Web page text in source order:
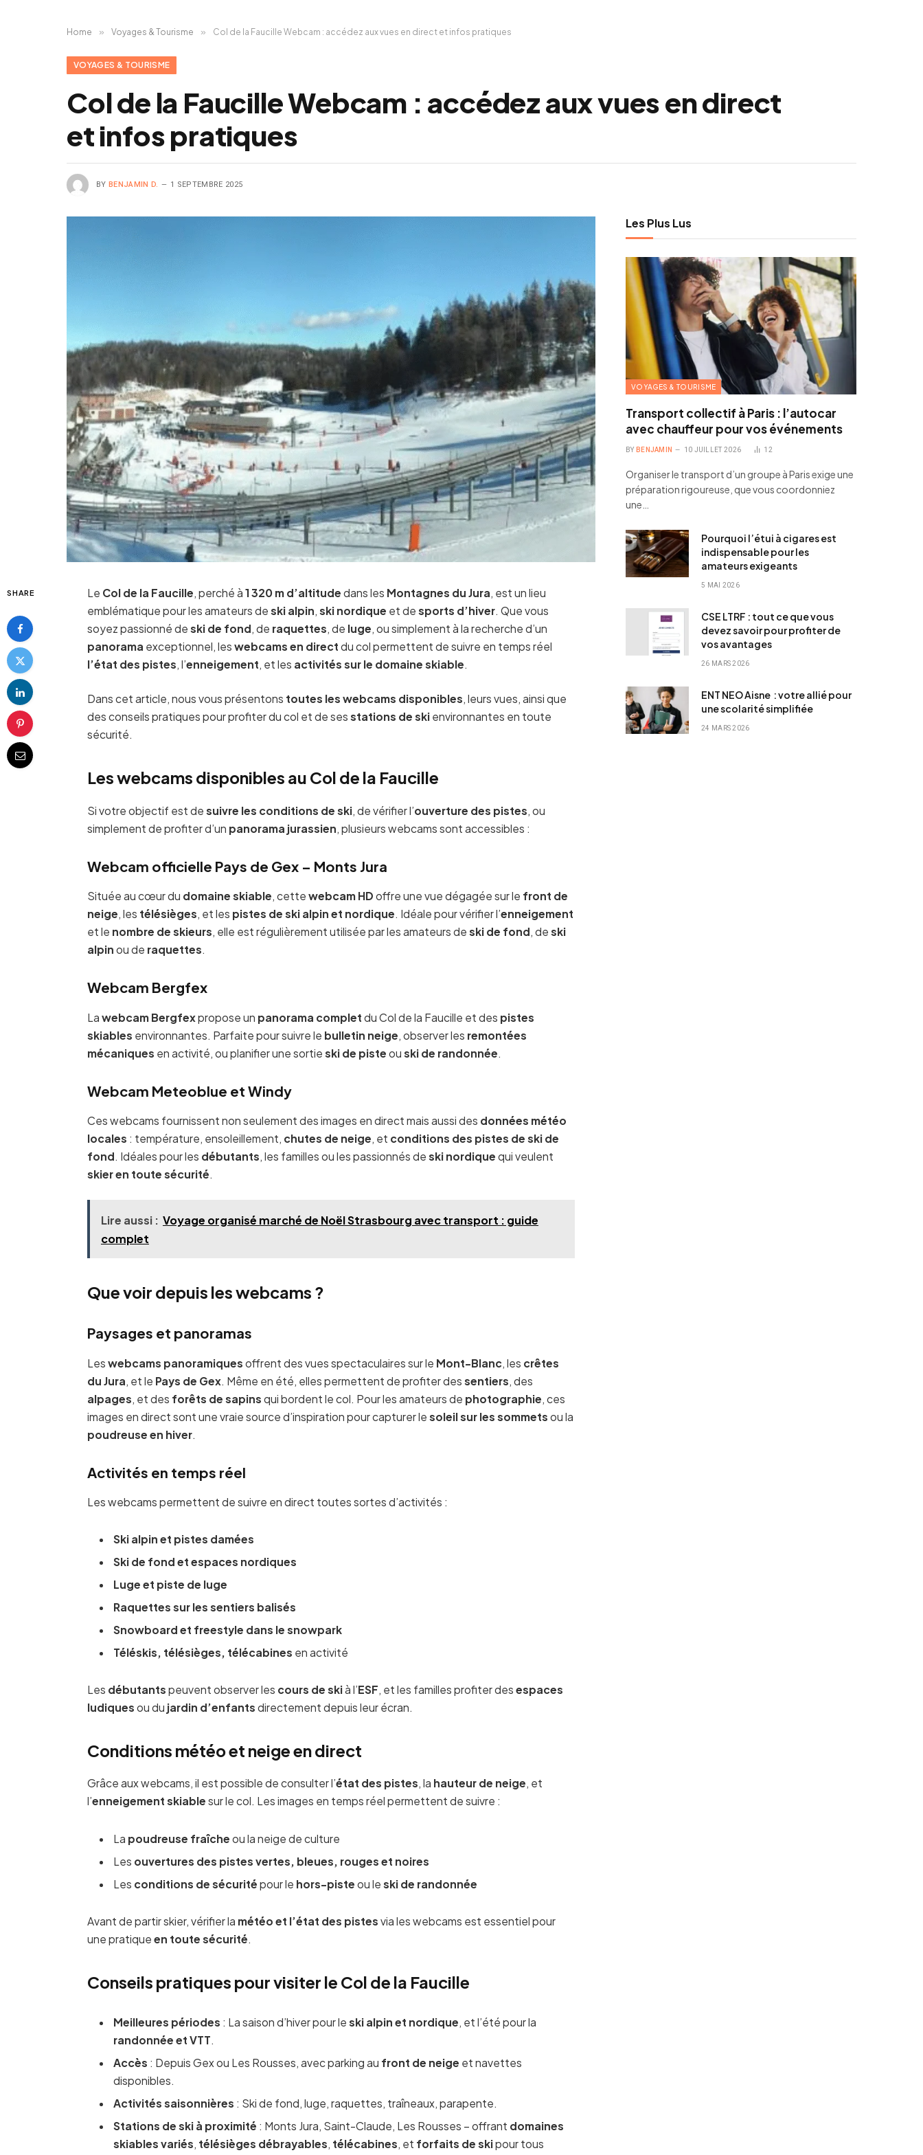
Home » Voyages & Tourisme » Col de la Faucille Webcam : accédez aux vues en direct et infos pratiques
VOYAGES & TOURISME
Col de la Faucille Webcam : accédez aux vues en direct
et infos pratiques
BY BENJAMIN D. 1 SEPTEMBRE 2025
SHARE Le Col de la Faucille, perché à1 320 m d’altitude dans les Montagnes du Jura, est un lieu
emblématique pour les amateurs deski alpin,ski nordique et desports d’hiver. Que vous
soyez passionné deski de fond, de raquettes, de luge, ou simplement à la recherche d’un
panorama exceptionnel, leswebcams en direct du col permettent de suivre en temps réel
l’état des pistes, l’enneigement, et les activités sur le domaine skiable.
Dans cet article, nous vous présentons toutes les webcams disponibles, leurs vues, ainsi que
des conseils pratiques pour profiter du col et de sesstations de ski environnantes en toute
sécurité.
Les webcams disponibles au Col de la Faucille
Si votre objectif est desuivre les conditions de ski, de vérifier l’ouverture des pistes, ou
simplement de profiter d’un panorama jurassien, plusieurs webcams sont accessibles :
Webcam officielle Pays de Gex – Monts Jura
Située au cœur du domaine skiable, cettewebcam HD offre une vue dégagée sur le front de
neige, les télésièges, et les pistes de ski alpin et nordique. Idéale pour vérifier l’enneigement
et le nombre de skieurs, elle est régulièrement utilisée par les amateurs deski de fond, deski
alpin ou de raquettes.
Webcam Bergfex
Lawebcam Bergfexpropose un panorama complet du Col de la Faucille et des pistes
skiables environnantes. Parfaite pour suivre le bulletin neige , observer les remontées
mécaniques en activité, ou planifier une sortieski de piste ouski de randonnée
Webcam Meteoblue et Windy
Ces webcams fournissent non seulement des images en direct mais aussi des données météo
locales : température, ensoleillement, chutes de neige, et conditions des pistes de ski de
fond. Idéales pour les débutants, les familles ou les passionnés deski nordique qui veulent
skier en toute sécurité.
Lire aussi : Voyage organisé marché de Noël Strasbourg avec transport : guide
complet
Que voir depuis les webcams ?
Paysages et panoramas
Leswebcams panoramiques offrent des vues spectaculaires sur le Mont-Blanc , les crêtes
du Jura , et le Pays de Gex . Même en été, elles permettent de profiter dessentiers , des
alpages , et des forêts de sapins qui bordent le col. Pour les amateurs de photographie , ces
images en direct sont une vraie source d’inspiration pour capturer lesoleil sur les sommets ou la
poudreuse en hiver
Activités en temps réel
Les webcams permettent de suivre en direct toutes sortes d’activités :
Ski alpin et pistes damées
Ski de fond et espaces nordiques
Luge et piste de luge
Raquettes sur les sentiers balisés
Snowboard et freestyle dans le snowpark
Téléskis, télésièges, télécabines en activité
Les débutants peuvent observer les cours de skià l’ESF, et les familles profiter desespaces
ludiques ou du jardin d’enfants directement depuis leur écran.
Conditions météo et neige en direct
Grâce aux webcams, il est possible de consulter l’état des pistes, la hauteur de neige, et
l’enneigement skiable sur le col. Les images en temps réel permettent de suivre :
La poudreuse fraîche ou la neige de culture
Les ouvertures des pistes vertes, bleues, rouges et noires
Les conditions de sécurité pour le hors-piste ou leski de randonnée
Avant de partir skier, vérifier la météo et l’état des pistes via les webcams est essentiel pour
une pratiqueen toute sécurité
Conseils pratiques pour visiter le Col de la Faucille
Meilleures périodes : La saison d’hiver pour leski alpin et nordique , et l’été pour la
randonnée et VTT
Accès : Depuis Gex ou Les Rousses, avec parking au front de neige et navettes
disponibles.
Activités saisonnières : Ski de fond, luge, raquettes, traîneaux, parapente.
Stations de ski à proximité : Monts Jura, Saint-Claude, Les Rousses – offrant domaines
skiables variés télésièges débrayables télécabines , et forfaits de skipour tous
Les Plus Lus
VOYAGES & TOURISME
Transport collectif à Paris : l’autocar
avec chauffeur pour vos événements
BY BENJAMIN 10 JUILLET 2026 12
Organiser le transport d’un groupe à Paris exige une
préparation rigoureuse, que vous coordonniez
une…
Pourquoi l’étui à cigares est
indispensable pour les
amateurs exigeants
5 MAI 2026
CSE LTRF : tout ce que vous
devez savoir pour profiter de
vos avantages
26 MARS 2026
ENT NEO Aisne : votre allié pour
une scolarité simplifiée
24 MARS 2026